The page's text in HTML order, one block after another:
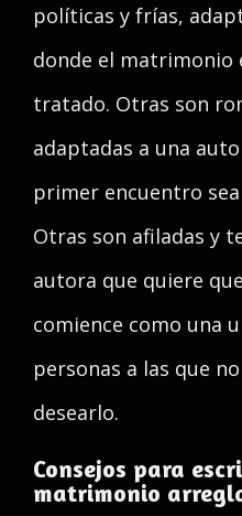
políticas y frías,
donde el matrimonio
tratado. Otras son
adaptadas a una
primer encuentro
Otras son afiladas y
autora que quiere
comience como una
personas a las que
desearlo.
Consejos para
matrimonio